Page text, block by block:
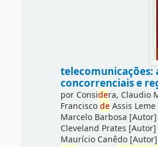
telecomunicações:
concorrenciais e
por Considera, Claudio
FranciscodeAssis Leme
Marcelo Barbosa [Autor]
Cleveland Prates [Autor]
Maurício Canêdo[Autor]